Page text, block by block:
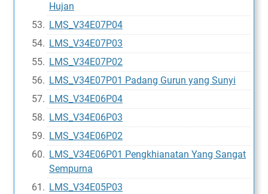
Hujan
LMS_V34E07P04
LMS_V34E07P03
LMS_V34E07P02
LMS_V34E07P01 Padang Gurun yang Sunyi
LMS_V34E06P04
LMS_V34E06P03
LMS_V34E06P02
LMS_V34E06P01 Pengkhianatan Yang Sangat
Sempurna
LMS_V34E05P03